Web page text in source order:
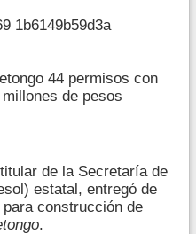
44 permisos con
de pesos
de la Secretaría de
estatal, entregó de
construcción de
.